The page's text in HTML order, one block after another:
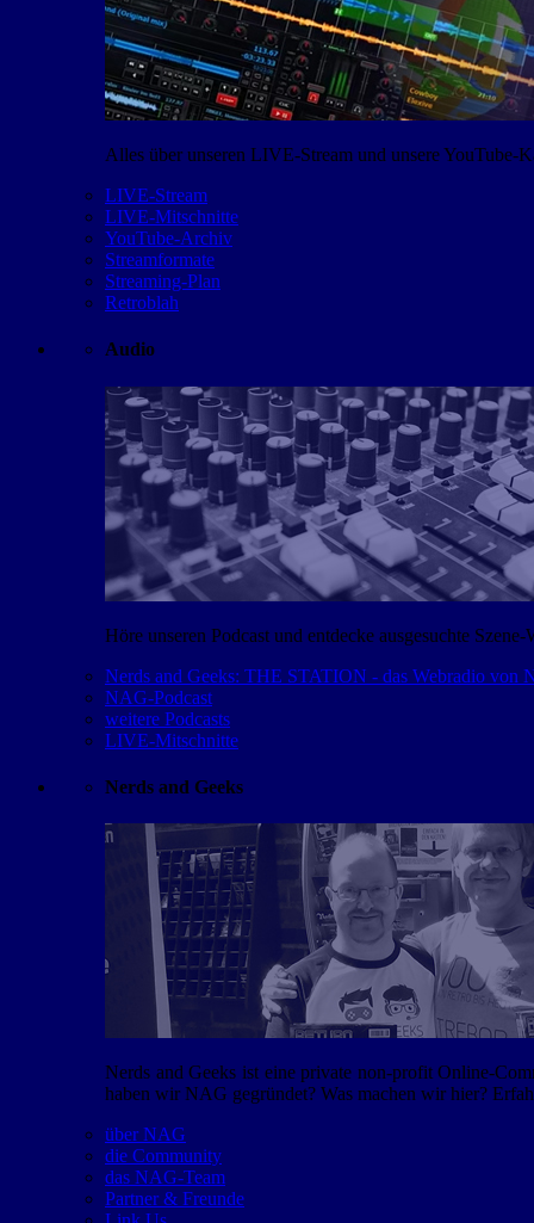
Alles über unseren LIVE-Stream und unsere YouTube-
LIVE-Stream
LIVE-Mitschnitte
YouTube-Archiv
Streamformate
Streaming-Plan
Retroblah
Audio
Höre unseren Podcast und entdecke ausgesuchte Szene-
Nerds and Geeks: THE STATION - das Webradio von
NAG-Podcast
weitere Podcasts
LIVE-Mitschnitte
Nerds and Geeks
Nerds and Geeks ist eine private non-profit Online-
haben wir NAG gegründet? Was machen wir hier?
über NAG
die Community
das NAG-Team
Partner & Freunde